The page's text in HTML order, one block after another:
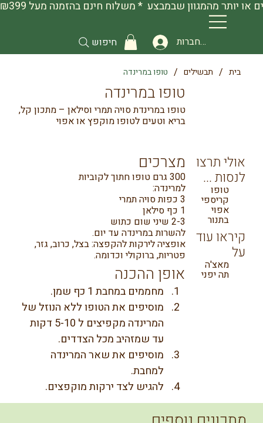
להתחברות חיפוש
בית / תבשילים / טופו במרינדה
טופו במרינדה
טופו במרינדת סויה תמרי וסילאן – מתכון קל,
בריא וטעים לטופו מוקפץ או אפוי
אולי תרצו
לנסות ...
טופו
קריספי
אפוי
בתנור
קיראו עוד
על
מאצ'ה
תה יפני
מצרכים
300 גרם טופו חתוך לקוביות
למרינדה:
3 כפות סויה תמרי
1 כף סילאן
2-3 שיני שום כתוש
להשרות במרינדה עד יום.
אופציה לירקות להקפצה: בצל, כרוב, גזר,
פטריות, ברוקולי וכדומה.
אופן ההכנה
מחממים במחבת 1 כף שמן.
מוסיפים את הטופו ללא הנוזל של
המרינדה מקפיצים ל 5-10 דקות
עד שמזהיב מכל הצדדים.
מוסיפים את שאר המרינדה
למחבת.
להגיש לצד ירקות מוקפצים.